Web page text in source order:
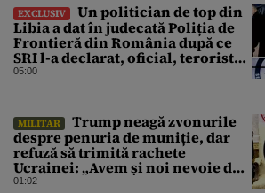
EXCLUSIV
Un politician de top din
Libia a dat în judecată Poliția de
Frontieră din România după ce
SRI l-a declarat, oficial, terorist
ISIS
05:00
MILITAR
Trump neagă zvonurile
despre penuria de muniție, dar
refuză să trimită rachete
Ucrainei: „Avem și noi nevoie de
rachete”
01:02